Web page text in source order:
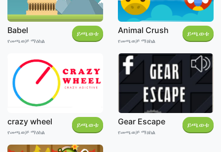
Babel
የመጫወቻ ማዕከል
ይጫወቱ Animal Crush
የመጫወቻ ማዕከል
ይጫወቱ
crazy wheel
የመጫወቻ ማዕከል
ይጫወቱ Gear Escape
የመጫወቻ ማዕከል
ይጫወቱ